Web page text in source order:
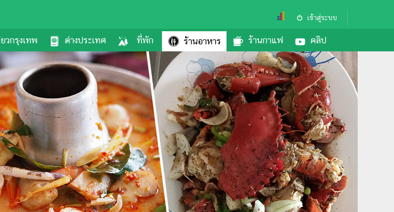
เข้าสู่ระบบ
วกรุงเทพ ต่างประเทศ ที่พัก ร้านอาหาร ร้านกาแฟ คลิป